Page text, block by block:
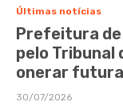
Últimas notícias
Prefeitura
pelo Tribunal
onerar
30/07/2026